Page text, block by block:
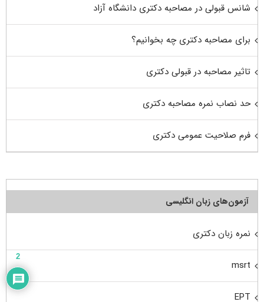
شانس قبولی در مصاحبه دکتری دانشگاه آزاد
برای مصاحبه دکتری چه بخوانیم؟
تاثیر مصاحبه در قبولی دکتری
حد نصاب نمره مصاحبه دکتری
فرم صلاحیت عمومی دکتری
آزمون‌های زبان انگلیسی
نمره زبان دکتری
msrt
EPT
2